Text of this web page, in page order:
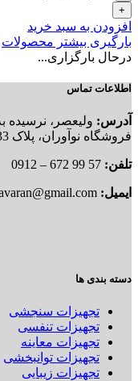
افزودن به سبد خرید
بارگیری بیشتر محصولات
درحال بارگزاری...
اطلاعات تماس
آدرس: ولیعصر، نرسیده
فروشگاه نوآوران، پلاک 1233
تلفن: 57 99 672 – 0912
ایمیل:
دسته بندی ها
تجهیزات سنجشی
تجهیزات تنفسی
تجهیزات معاینه
تجهیزات توانبخشی
تجهیزات زیبایی